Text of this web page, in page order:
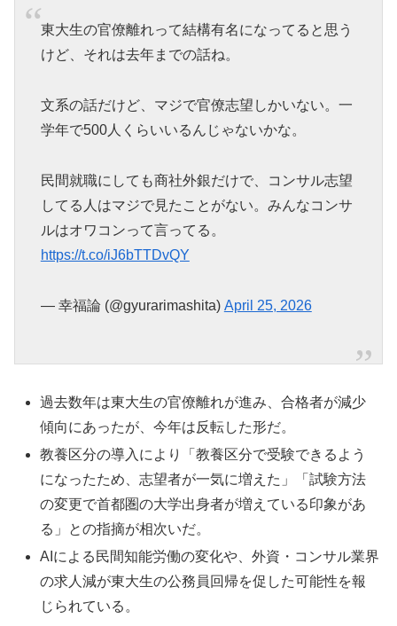
東大生の官僚離れって結構有名になってると思う
けど、それは去年までの話ね。
文系の話だけど、マジで官僚志望しかいない。一
学年で500人くらいいるんじゃないかな。
民間就職にしても商社外銀だけで、コンサル志望
してる人はマジで見たことがない。みんなコンサ
ルはオワコンって言ってる。
https://t.co/iJ6bTTDvQY
— 幸福論 (@gyurarimashita) April 25, 2026
過去数年は東大生の官僚離れが進み、合格者が減少
傾向にあったが、今年は反転した形だ。
教養区分の導入により「教養区分で受験できるよう
になったため、志望者が一気に増えた」「試験方法
の変更で首都圏の大学出身者が増えている印象があ
る」との指摘が相次いだ。
AIによる民間知能労働の変化や、外資・コンサル業界
の求人減が東大生の公務員回帰を促した可能性を報
じられている。